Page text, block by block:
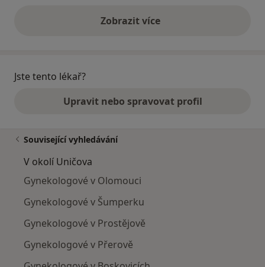
Zobrazit vícevýše uvedené názory
Jste tento lékař?
Upravit nebo spravovat profil
Související vyhledávání
V okolí Uničova
Gynekologové v Olomouci
Gynekologové v Šumperku
Gynekologové v Prostějově
Gynekologové v Přerově